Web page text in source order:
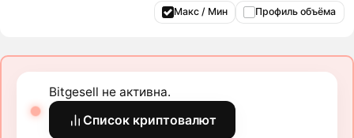
Макс / Мин Профиль объёма
Bitgesell не активна.
Список криптовалют